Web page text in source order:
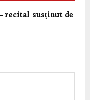
recital susținut de